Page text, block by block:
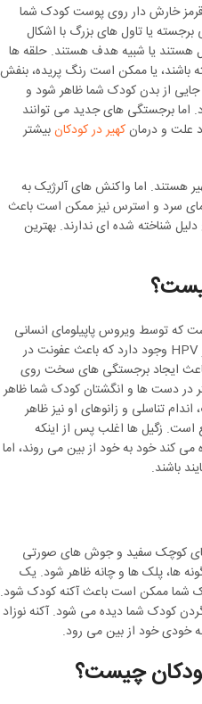
خارش دار روی پوست کودک شما
یا تاول های بزرگ با اشکال
هستند یا شبیه هدف هستند. حلقه ها
یا ممکن است رنگ پریده، بنفش
جایی از بدن کودک شما ظاهر شود و
برجستگی های جدید می توانند
علت و درمانکهیر در کودکانبیشتر
هستند. اما واکنش های آلرژیک به
دمای سرد و استرس نیز ممکن است باعث
شناخته شده ای ندارند. بهترین
که توسط ویروس پاپیلومای انسانی
(HPV) ایجاد می شود. انواع مختلفی از HPV وجود دارد که باعث عفونت در
ایجاد برجستگی های سخت روی
دست ها و انگشتان کودک شما ظاهر
تناسلی و زانوهای او نیز ظاهر
است. زگیل ها اغلب پس از اینکه
کند خود به خود از بین می روند، اما
باشند.
کوچک سفید و جوش های صورتی
ها، پلک ها و چانه ظاهر شود. یک
شما ممکن است باعث آکنه کودک شود.
کودک شما دیده می شود. آکنه نوزاد
خودی خود از بین می رود.
چیست؟